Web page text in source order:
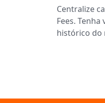
Centralize
Fees.
histórico do